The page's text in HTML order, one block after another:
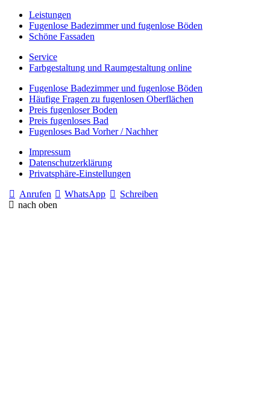
Leistungen
Fugenlose Badezimmer und fugenlose Böden
Schöne Fassaden
Service
Farbgestaltung und Raumgestaltung online
Fugenlose Badezimmer und fugenlose Böden
Häufige Fragen zu fugenlosen Oberflächen
Preis fugenloser Boden
Preis fugenloses Bad
Fugenloses Bad Vorher / Nachher
Impressum
Datenschutzerklärung
Privatsphäre-Einstellungen
Anrufen
WhatsApp
Schreiben
nach oben